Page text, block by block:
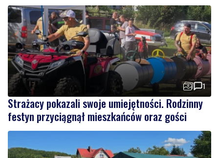
1
Strażacy pokazali swoje umiejętności. Rodzinny
festyn przyciągnął mieszkańców oraz gości